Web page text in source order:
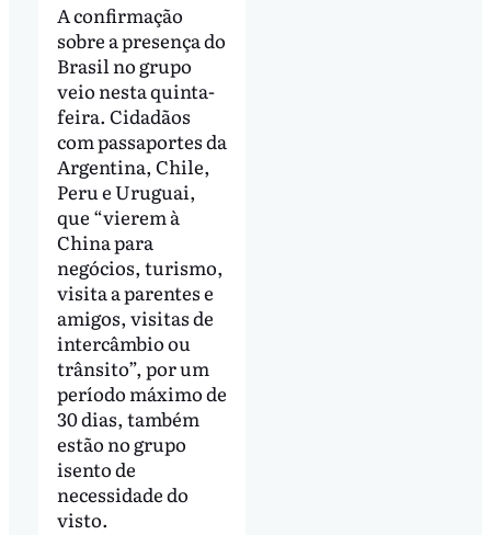
A confirmação
sobre a presença do
Brasil no grupo
veio nesta quinta-
feira. Cidadãos
com passaportes da
Argentina, Chile,
Peru e Uruguai,
que “vierem à
China para
negócios, turismo,
visita a parentes e
amigos, visitas de
intercâmbio ou
trânsito”, por um
período máximo de
30 dias, também
estão no grupo
isento de
necessidade do
visto.